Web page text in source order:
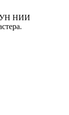
НИИ